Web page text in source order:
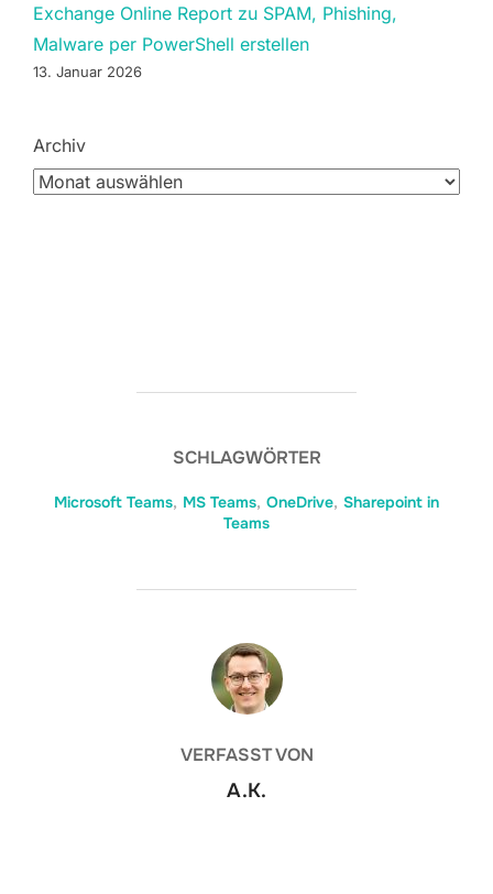
Exchange Online Report zu SPAM, Phishing,
Malware per PowerShell erstellen
13. Januar 2026
Archiv
SCHLAGWÖRTER
Microsoft Teams, MS Teams, OneDrive, Sharepoint in
Teams
BEITRAGSAUTOR
VERFASST VON
A.K.